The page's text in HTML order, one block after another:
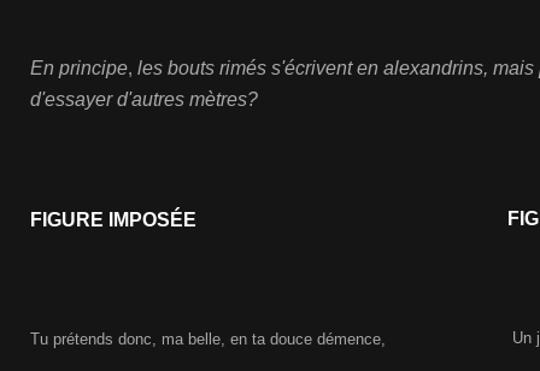
En principe, les bouts rimés s'écrivent en alexandrins,
d'essayer d'autres mètres?
FIGURE IMPOSÉE
Tu prétends donc, ma belle, en ta douce démence, Un